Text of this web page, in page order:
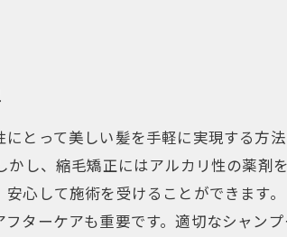
とって美しい髪を手軽に実現する方
かし、縮毛矯正にはアルカリ性の薬
心して施術を受けることができます
フターケアも重要です。適切なシャン